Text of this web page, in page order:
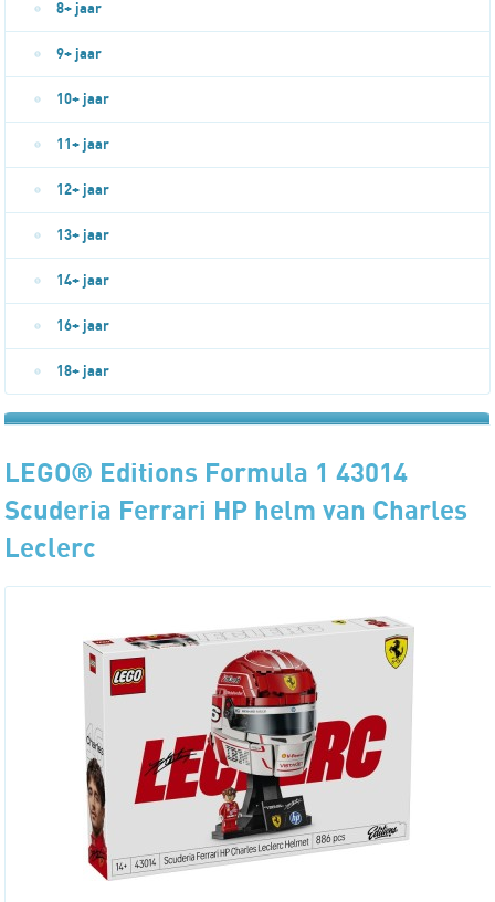
8+ jaar
9+ jaar
10+ jaar
11+ jaar
12+ jaar
13+ jaar
14+ jaar
16+ jaar
18+ jaar
LEGO® Editions Formula 1 43014
Scuderia Ferrari HP helm van Charles
Leclerc